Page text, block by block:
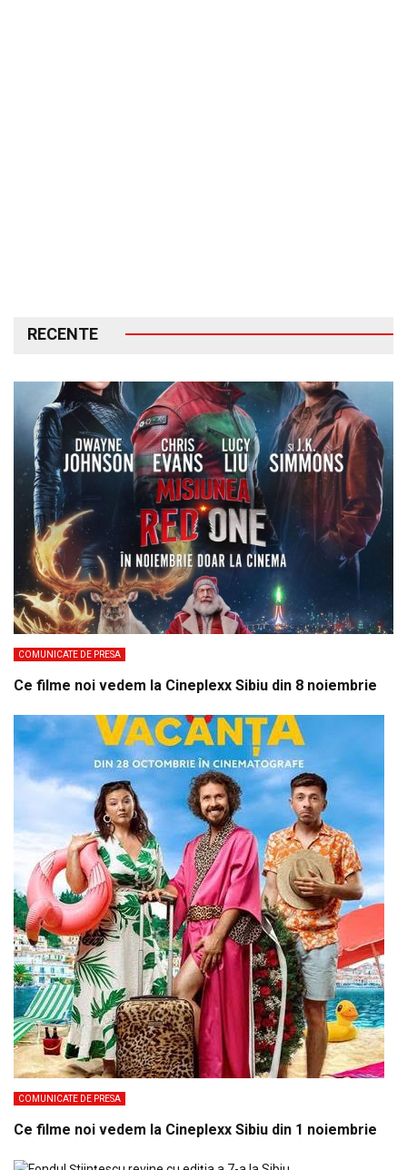
RECENTE
COMUNICATE DE PRESA
Ce filme noi vedem la Cineplexx Sibiu din 8 noiembrie
COMUNICATE DE PRESA
Ce filme noi vedem la Cineplexx Sibiu din 1 noiembrie